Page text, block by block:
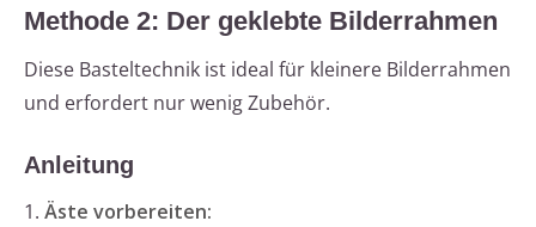
Methode 2: Der geklebte Bilderrahmen
Diese Basteltechnik ist ideal für kleinere Bilderrahmen
und erfordert nur wenig Zubehör.
Anleitung
1. Äste vorbereiten: